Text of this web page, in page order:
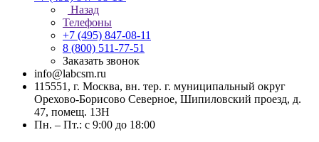
Назад
Телефоны
+7 (495) 847-08-11
8 (800) 511-77-51
Заказать звонок
info@labcsm.ru
115551, г. Москва, вн. тер. г. муниципальный округ
Орехово-Борисово Северное, Шипиловский проезд, д.
47, помещ. 13Н
Пн. – Пт.: с 9:00 до 18:00